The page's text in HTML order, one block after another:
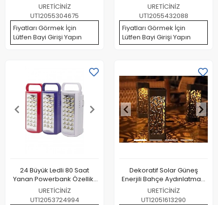
URETİCİNİZ
UT12055304675
Fiyatları Görmek İçin
Lütfen Bayi Girişi Yapın
URETİCİNİZ
UT12055432088
Fiyatları Görmek İçin
Lütfen Bayi Girişi Yapın
24 Büyük Ledli 80 Saat
Yanan Powerbank Özellikli
Akülü Led Işıldak
URETİCİNİZ
UT12053724994
Dekoratif Solar Güneş
Enerjili Bahçe Aydınlatması
Yürüyüş Yolu Seti ( 8 Adet )
URETİCİNİZ
UT12051613290